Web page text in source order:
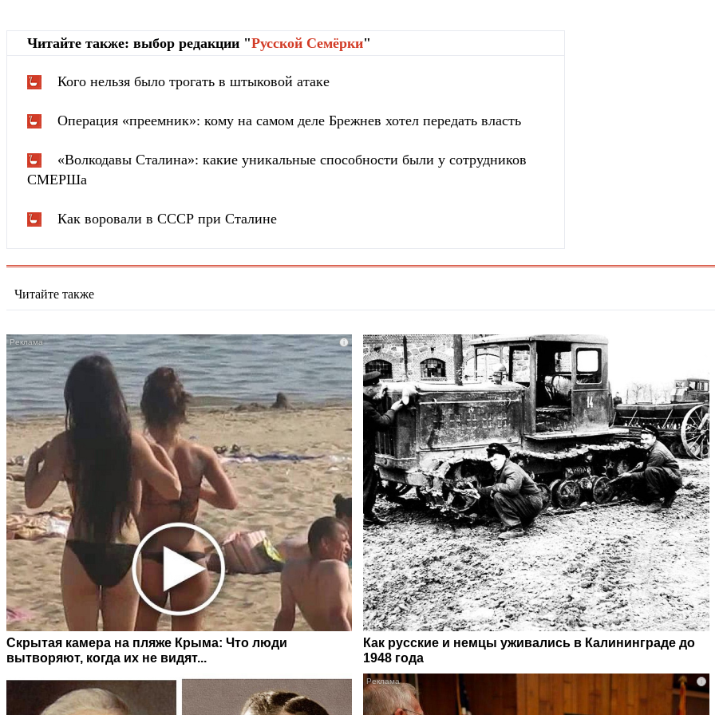
Читайте также: выбор редакции "Русской Cемёрки"
Кого нельзя было трогать в штыковой атаке
Операция «преемник»: кому на самом деле Брежнев хотел передать власть
«Волкодавы Сталина»: какие уникальные способности были у сотрудников
СМЕРШа
Как воровали в СССР при Сталине
Читайте также
i
Скрытая камера на пляже Крыма: Что люди
вытворяют, когда их не видят...
Как русские и немцы уживались в Калининграде до
1948 года
i